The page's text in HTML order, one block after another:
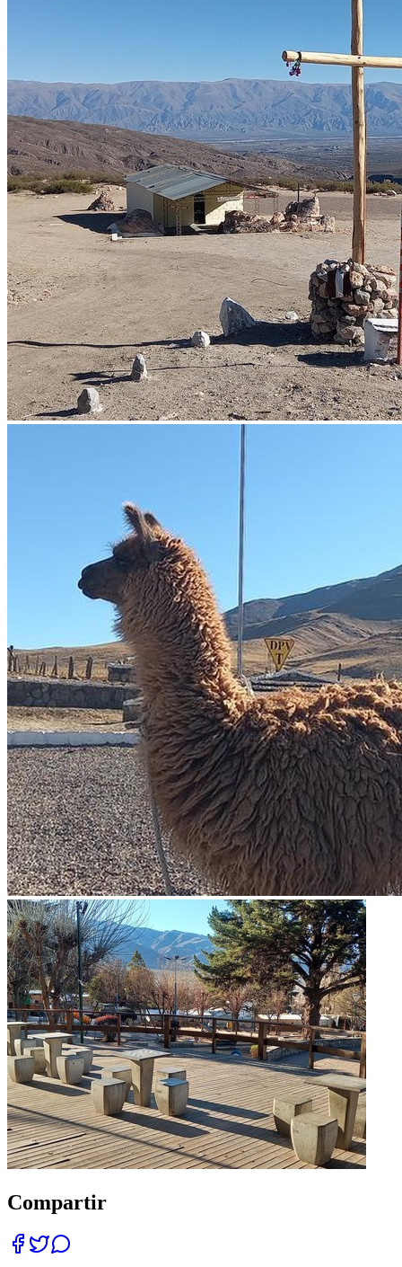
Compartir